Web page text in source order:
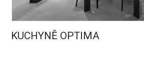
KUCHYNĚ OPTIMA